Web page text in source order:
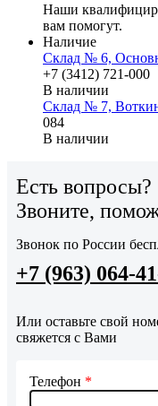
Наши
вам помогут.
Наличие
Склад № 6,
+7 (3412) 721-000
В наличии
Склад № 7,
084
В наличии
Есть вопросы?
Звоните,
Звонок по России
+7 (963) 064-
Или оставьте свой
свяжется с Вами
Телефон *